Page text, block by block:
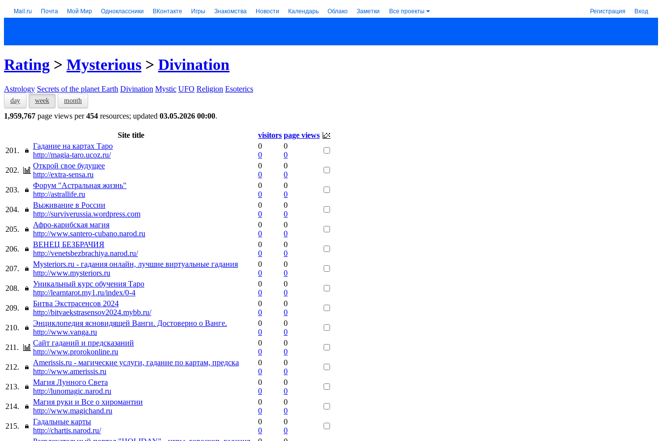
Mail.ru Почта Мой Мир Одноклассники ВКонтакте Игры Знакомства Новости Календарь Облако Заметки Все проекты Регистрация Вход
Rating > Mysterious > Divination
Astrology Secrets of the planet Earth Divination Mystic UFO Religion Esoterics
day week month
1,959,767 page views per454 resources; updated 03.05.2026 00:00.
Site title visitors page views
201.
Гадание на картах Таро
http://magia-taro.ucoz.ru/
0
0
0
0
202.
Открой свое будущее
http://extra-sensa.ru
0
0
0
0
203.
Форум "Астральная жизнь"
http://astrallife.ru
0
0
0
0
204.
Выживание в России
http://surviverussia.wordpress.com
0
0
0
0
205.
Афро-карибская магия
http://www.santero-cubano.narod.ru
0
0
0
0
206.
ВЕНЕЦ БЕЗБРАЧИЯ
http://venetsbezbrachiya.narod.ru/
0
0
0
0
207.
Mysteriors.ru - гадания онлайн, лучшие виртуальные гадания
http://www.mysteriors.ru
0
0
0
0
208.
Уникальный курс обучения Таро
http://learntarot.my1.ru/index/0-4
0
0
0
0
209.
Битва Экстрасенсов 2024
http://bitvaekstrasensov2024.mybb.ru/
0
0
0
0
210.
Энциклопедия ясновидящей Ванги. Достоверно о Ванге.
http://www.vanga.ru
0
0
0
0
211.
Сайт гаданий и предсказаний
http://www.prorokonline.ru
0
0
0
0
212.
Amerissis.ru - магические услуги, гадание по картам, предска
http://www.amerissis.ru
0
0
0
0
213.
Магия Лунного Света
http://lunomagic.narod.ru
0
0
0
0
214.
Магия руки и Все о хиромантии
http://www.magichand.ru
0
0
0
0
215.
Гадальные карты
http://chartis.narod.ru/
0
0
0
0